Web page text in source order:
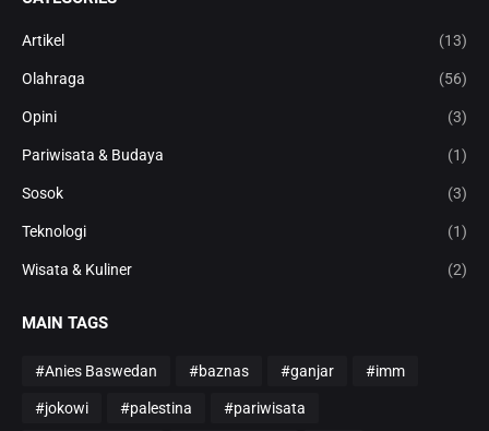
Artikel (13)
Olahraga (56)
Opini (3)
Pariwisata & Budaya (1)
Sosok (3)
Teknologi (1)
Wisata & Kuliner (2)
MAIN TAGS
#Anies Baswedan #baznas #ganjar #imm
#jokowi #palestina #pariwisata